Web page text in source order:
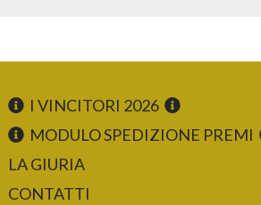
I VINCITORI 2026
MODULO SPEDIZIONE PREMI
LA GIURIA
CONTATTI